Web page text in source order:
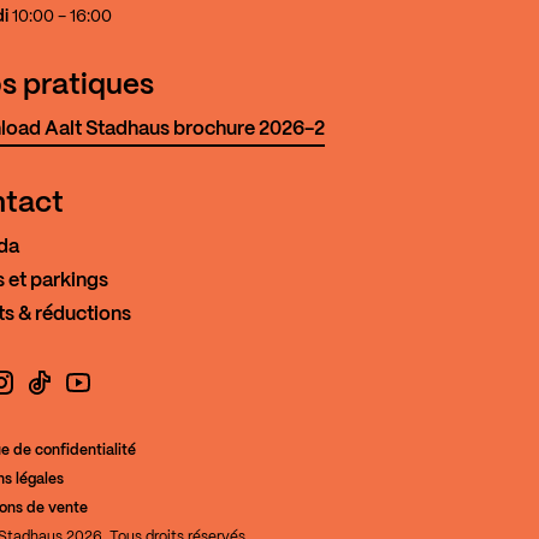
10:00 - 16:00
pratiques
Aalt Stadhaus brochure 2026-2
et parkings
& réductions
de confidentialité
légales
de vente
de la Culture